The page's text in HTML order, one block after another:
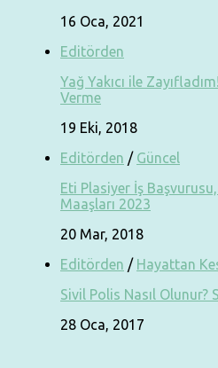
16 Oca, 2021
Editörden
Yağ Yakıcı ile
Verme
19 Eki, 2018
Editörden / Güncel
Eti Plasiyer İş
Maaşları 2023
20 Mar, 2018
Editörden / Hayattan
Sivil Polis Nasıl Olunur?
28 Oca, 2017